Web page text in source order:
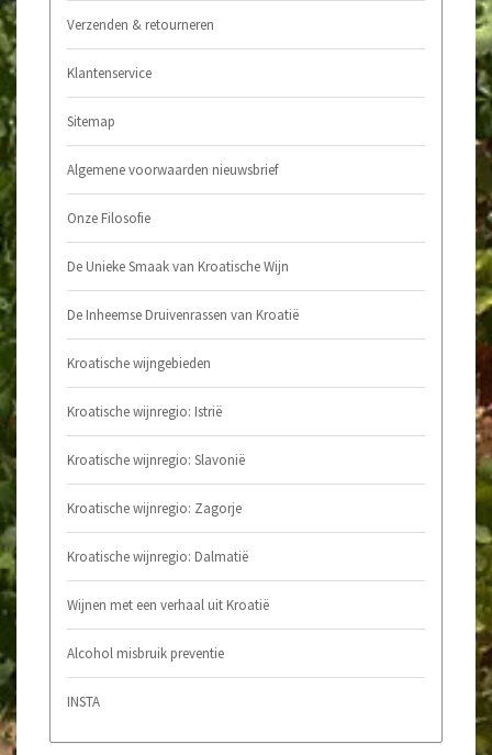
Verzenden & retourneren
Klantenservice
Sitemap
Algemene voorwaarden nieuwsbrief
Onze Filosofie
De Unieke Smaak van Kroatische Wijn
De Inheemse Druivenrassen van Kroatië
Kroatische wijngebieden
Kroatische wijnregio: Istrië
Kroatische wijnregio: Slavonië
Kroatische wijnregio: Zagorje
Kroatische wijnregio: Dalmatië
Wijnen met een verhaal uit Kroatië
Alcohol misbruik preventie
INSTA